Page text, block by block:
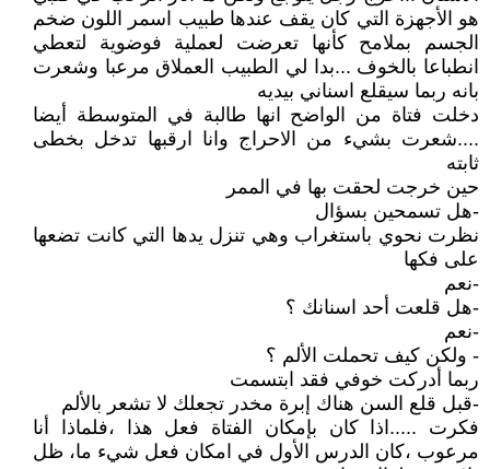
هو الأجهزة التي كان يقف عندها طبيب اسمر اللون ضخم
الجسم بملامح كأنها تعرضت لعملية فوضوية لتعطي
انطباعا بالخوف ...بدا لي الطبيب العملاق مرعبا وشعرت
بانه ربما سيقلع اسناني بيديه
دخلت فتاة من الواضح انها طالبة في المتوسطة أيضا
....شعرت بشيء من الاحراج وانا ارقبها تدخل بخطى
ثابته
حين خرجت لحقت بها في الممر
-هل تسمحين بسؤال
نظرت نحوي باستغراب وهي تنزل يدها التي كانت تضعها
على فكها
-نعم
-هل قلعت أحد اسنانك ؟
-نعم
- ولكن كيف تحملت الألم ؟
ربما أدركت خوفي فقد ابتسمت
-قبل قلع السن هناك إبرة مخدر تجعلك لا تشعر بالألم
فكرت .....اذا كان بإمكان الفتاة فعل هذا ،فلماذا أنا
مرعوب ،كان الدرس الأول في امكان فعل شيء ما، ظل